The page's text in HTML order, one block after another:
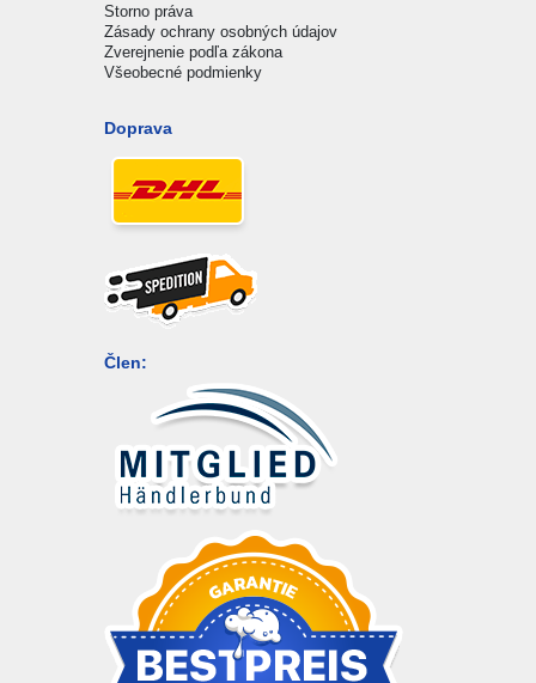
Storno práva
Zásady ochrany osobných údajov
Zverejnenie podľa zákona
Všeobecné podmienky
Doprava
Člen: